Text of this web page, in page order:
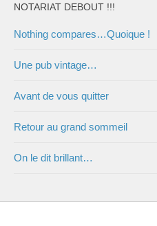
NOTARIAT DEBOUT !!!
Nothing compares…Quoique !
Une pub vintage…
Avant de vous quitter
Retour au grand sommeil
On le dit brillant…